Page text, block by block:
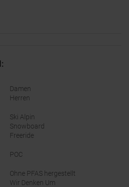
:
Damen
Herren
Ski Alpin
Snowboard
Freeride
POC
Ohne PFAS hergestellt
Wir Denken Um